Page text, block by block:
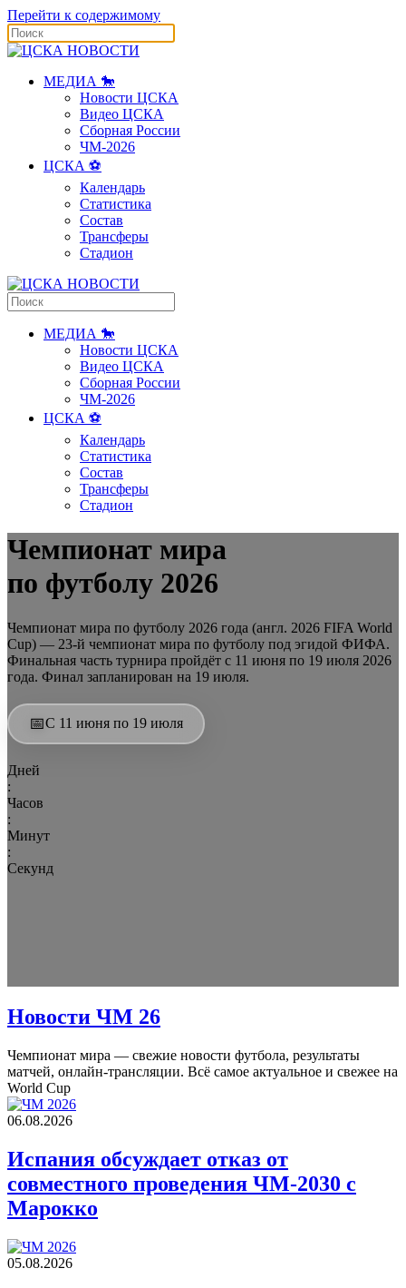
Перейти к содержимому
МЕДИА 🐎
Новости ЦСКА
Видео ЦСКА
Сборная России
ЧМ-2026
ЦСКА ⚽️
Календарь
Статистика
Состав
Трансферы
Стадион
МЕДИА 🐎
Новости ЦСКА
Видео ЦСКА
Сборная России
ЧМ-2026
ЦСКА ⚽️
Календарь
Статистика
Состав
Трансферы
Стадион
Чемпионат мира
по футболу 2026
Чемпионат мира по футболу 2026 года (англ. 2026 FIFA World
Cup) — 23-й чемпионат мира по футболу под эгидой ФИФА.
Финальная часть турнира пройдёт с 11 июня по 19 июля 2026
года. Финал запланирован на 19 июля.
С 11 июня по 19 июля
Дней
:
Часов
:
Минут
:
Секунд
Новости ЧМ 26
Чемпионат мира — свежие новости футбола, результаты
матчей, онлайн-трансляции. Всё самое актуальное и свежее на
World Cup
06.08.2026
Испания обсуждает отказ от
совместного проведения ЧМ-2030 с
Марокко
05.08.2026